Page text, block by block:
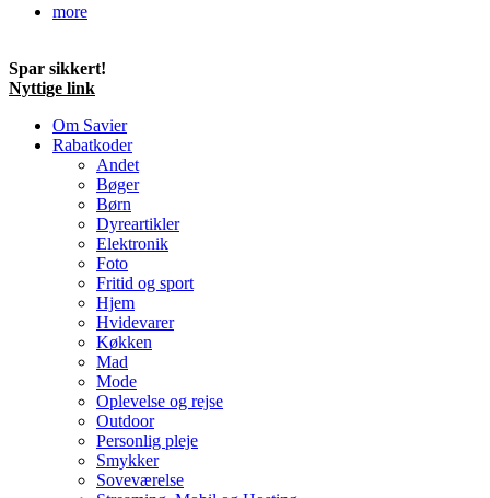
more
Spar sikkert!
Nyttige link
Om Savier
Rabatkoder
Andet
Bøger
Børn
Dyreartikler
Elektronik
Foto
Fritid og sport
Hjem
Hvidevarer
Køkken
Mad
Mode
Oplevelse og rejse
Outdoor
Personlig pleje
Smykker
Soveværelse